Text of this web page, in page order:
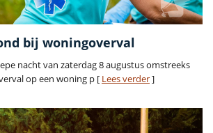
bij woningoverval
nacht van zaterdag 8 augustus omstreeks
op een woning p [ Lees verder]